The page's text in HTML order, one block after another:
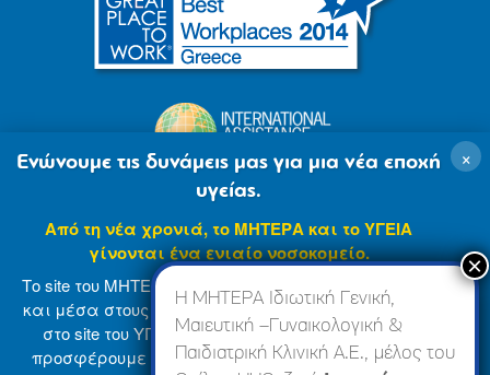
© 2007-2024 ΜΗΤΕΡΑ Α.Ε Όροι Χρήσης
Η ΜΗΤΕΡΑ Ιδιωτική Γενική,
Μαιευτική –Γυναικολογική &
Παιδιατρική Κλινική Α.Ε., μέλος του
×
Ενώνουμε τις δυνάμεις μας για μια νέα εποχή
υγείας.
Από τη νέα χρονιά, το ΜΗΤΕΡΑ και το ΥΓΕΙΑ
γίνονται ένα ενιαίο νοσοκομείο.
Το site του ΜΗΤΕΡΑ βρίσκεται σε φάση ανανέωσης
και μέσα στους επόμενους μήνες θα ενσωματωθεί
στο site του ΥΓΕΙΑ (www.hygeia.gr), ώστε να σας
προσφέρουμε μια πιο ολοκληρωμένη και ενιαία